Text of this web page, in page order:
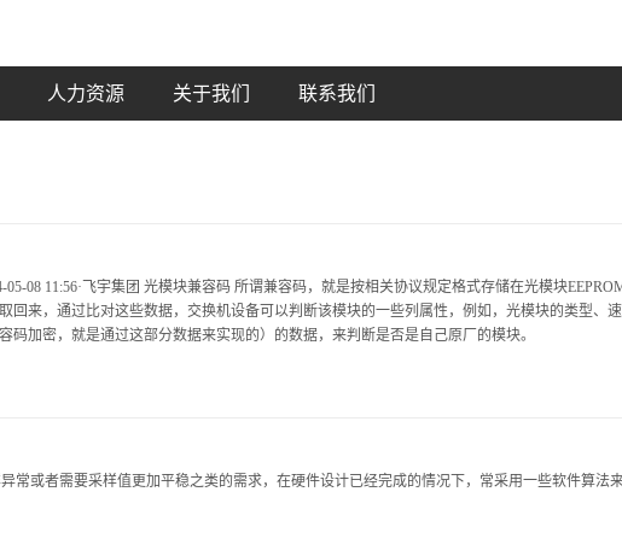
人力资源 关于我们 联系我们
05-08 11:56·飞宇集团 光模块兼容码 所谓兼容码，就是按相关协议规定格式存储在光模块
回来，通过比对这些数据，交换机设备可以判断该模块的一些列属性，例如，光模块的类型、
码加密，就是通过这部分数据来实现的）的数据，来判断是否是自己原厂的模块。
常或者需要采样值更加平稳之类的需求，在硬件设计已经完成的情况下，常采用一些软件算法